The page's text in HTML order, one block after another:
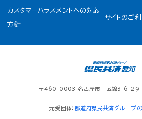
カスタマーハラスメントへの対応
方針
サイトのご
〒460-0003 名古屋市中区錦3-6-29
元受団体： 都道府県民共済グループ